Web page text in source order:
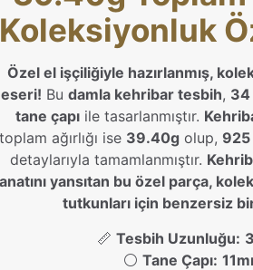
Koleksiyonluk
Özel el işçiliğiyle hazırlanmış,
eseri! Bu damla kehribar tesbih, 34
tane çapıile tasarlanmıştır.
toplam ağırlığı ise 39.40golup, 925
detaylarıyla tamamlanmıştır.
yansıtan bu özel parça,
tutkunları için benzersiz
📏 Tesbih Uzunluğu:
⚪ Tane Çapı: